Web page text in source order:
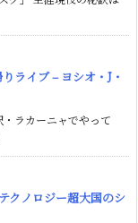
ライブ – ヨシオ・J・
ラカーニャでやって
クノロジー超大国のシ